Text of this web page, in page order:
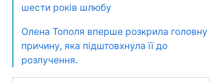
шести років шлюбу
Олена Тополя вперше розкрила головну
причину, яка підштовхнула її до
розлучення.